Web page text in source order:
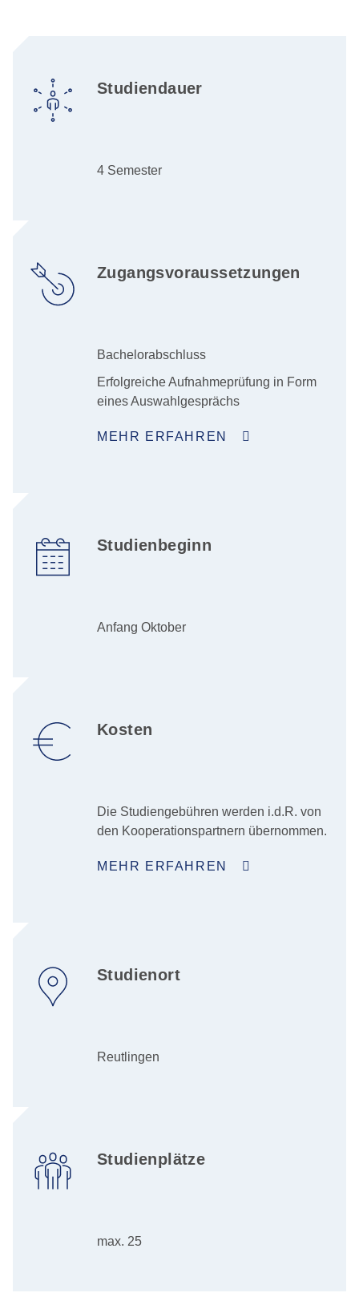
Studiendauer
4 Semester
Zugangsvoraussetzungen
Bachelorabschluss
Erfolgreiche Aufnahmeprüfung in Form
eines Auswahlgesprächs
MEHR ERFAHREN
Studienbeginn
Anfang Oktober
Kosten
Die Studiengebühren werden i.d.R. von
den Kooperationspartnern übernommen.
MEHR ERFAHREN
Studienort
Reutlingen
Studienplätze
max. 25